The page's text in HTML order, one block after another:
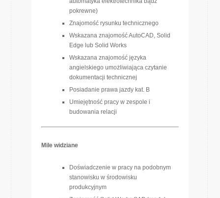
pokrewne)
Znajomość rysunku technicznego
Wskazana znajomość AutoCAD, Solid
Edge lub Solid Works
Wskazana znajomość języka
angielskiego umożliwiająca czytanie
dokumentacji technicznej
Posiadanie prawa jazdy kat. B
Umiejętność pracy w zespole i
budowania relacji
Mile widziane
Doświadczenie w pracy na podobnym
stanowisku w środowisku
produkcyjnym